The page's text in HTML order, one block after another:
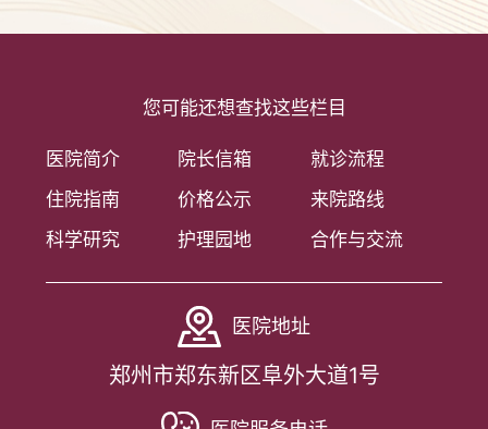
您可能还想查找这些栏目
医院简介 院长信箱
就诊流程
住院指南
价格公示
来院路线
科学研究
护理园地 合作与交流
医院地址
郑州市郑东新区阜外大道1号